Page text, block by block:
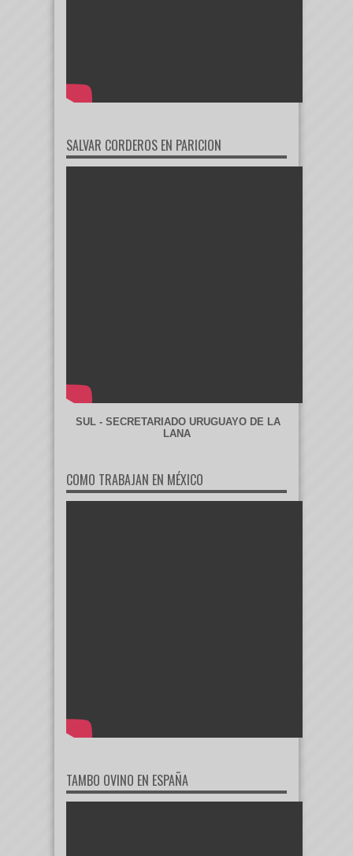
SALVAR CORDEROS EN PARICION
SUL - SECRETARIADO URUGUAYO DE LA
LANA
COMO TRABAJAN EN MÉXICO
TAMBO OVINO EN ESPAÑA